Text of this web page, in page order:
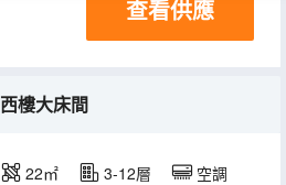
查看供應
西樓大床間
22㎡ 3-12層 空調